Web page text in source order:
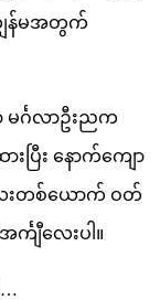
န်မအတွက်
င်္ဂလာဦးညက
ြီး နောက်ကျော
ေးတစ်ယောက် ဝတ်
ျီလေးပါ။
…